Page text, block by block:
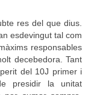
res del que dius.
esdevingut tal com
responsables
decebedora. Tant
del 10J primer i
presidir la unitat